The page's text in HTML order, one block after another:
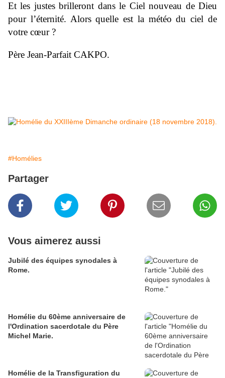
Et les justes brilleront dans le Ciel nouveau de Dieu
pour l’éternité. Alors quelle est la météo du ciel de
votre cœur ?
Père Jean-Parfait CAKPO.
#Homélies
Partager
Vous aimerez aussi
Jubilé des équipes synodales à
Rome.
Homélie du 60ème anniversaire de
l'Ordination sacerdotale du Père
Michel Marie.
Homélie de la Transfiguration du